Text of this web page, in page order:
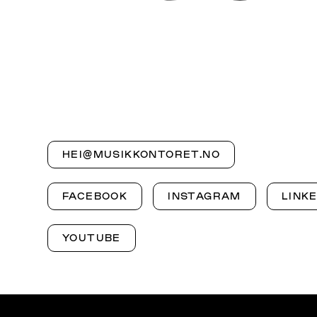
HEI@MUSIKKONTORET.NO
FACEBOOK INSTAGRAM
YOUTUBE